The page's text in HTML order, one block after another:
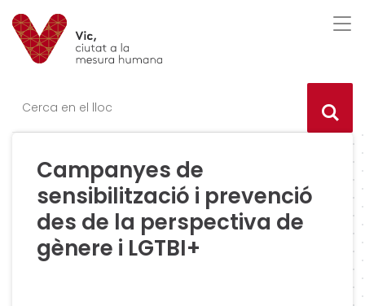
Saltar al contingut
Saltar a la navegació
Informació de contacte
Campanyes de
sensibilització i prevenció
des de la perspectiva de
gènere i LGTBI+